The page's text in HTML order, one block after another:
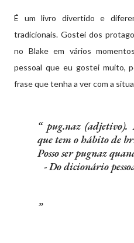
É um livro divertido e
tradicionais. Gostei dos
no Blake em vários
pessoal que eu gostei muito,
frase que tenha a ver com a
pug.naz (adjetivo).
que tem o hábito de
Posso ser pugnaz
- Do dicionário